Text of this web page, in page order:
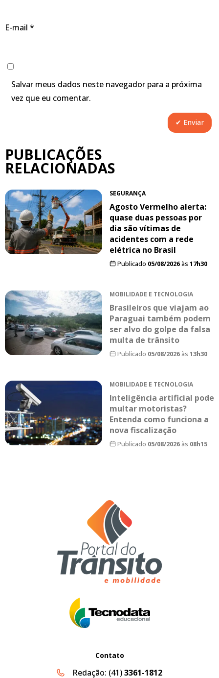
E-mail *
Salvar meus dados neste navegador para a próxima
vez que eu comentar.
PUBLICAÇÕES
RELACIONADAS
SEGURANÇA
Agosto Vermelho alerta:
quase duas pessoas por
dia são vítimas de
acidentes com a rede
elétrica no Brasil
Publicado 05/08/2026às 17h30
MOBILIDADE E TECNOLOGIA
Brasileiros que viajam ao
Paraguai também podem
ser alvo do golpe da falsa
multa de trânsito
Publicado 05/08/2026às 13h30
MOBILIDADE E TECNOLOGIA
Inteligência artificial pode
multar motoristas?
Entenda como funciona a
nova fiscalização
Publicado 05/08/2026às 08h15
Contato
Redação: (41)3361-1812